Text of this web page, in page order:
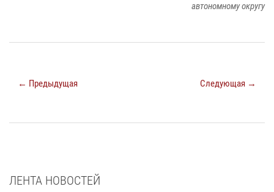
автономному округу
← Предыдущая Следующая →
ЛЕНТА НОВОСТЕЙ